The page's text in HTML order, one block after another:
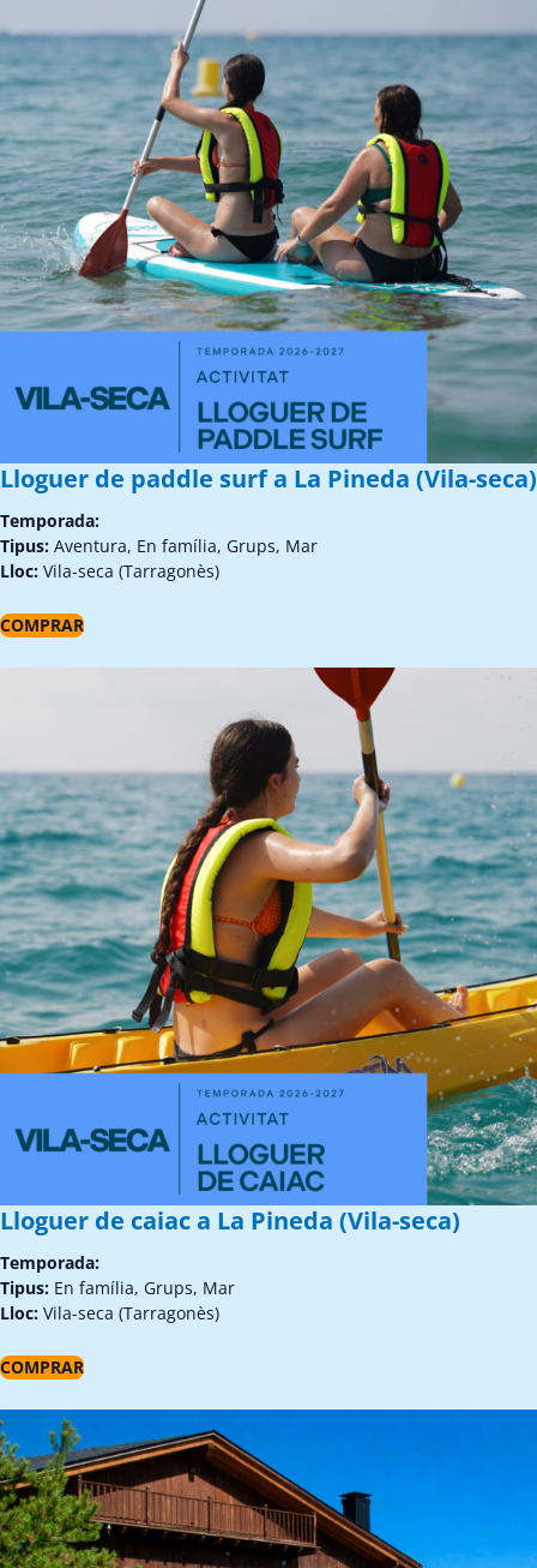
Lloguer de paddle surf a La Pineda (Vila-seca)
Temporada:
Tipus: Aventura, En família, Grups, Mar
Lloc: Vila-seca (Tarragonès)
COMPRAR
Lloguer de caiac a La Pineda (Vila-seca)
Temporada:
Tipus: En família, Grups, Mar
Lloc: Vila-seca (Tarragonès)
COMPRAR